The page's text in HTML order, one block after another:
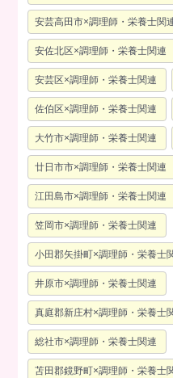
安芸高田市×調理師・栄養士関
安佐北区×調理師・栄養士関連
安芸区×調理師・栄養士関連
佐伯区×調理師・栄養士関連
大竹市×調理師・栄養士関連
廿日市市×調理師・栄養士関連
江田島市×調理師・栄養士関連
笠岡市×調理師・栄養士関連
小田郡矢掛町×調理師・栄養士
井原市×調理師・栄養士関連
真庭郡新庄村×調理師・栄養士
総社市×調理師・栄養士関連
苫田郡鏡野町×調理師・栄養士